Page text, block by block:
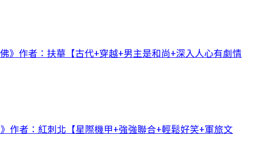
佛》作者：扶華【古代+穿越+男主是和尚+深入人心有劇情
》作者：紅刺北【星際機甲+強強聯合+輕鬆好笑+軍旅文